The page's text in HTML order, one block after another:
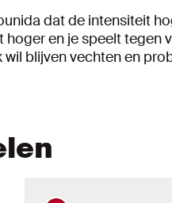
dat de intensiteit
en je speelt tegen
blijven vechten en